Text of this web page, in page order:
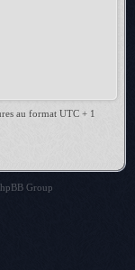
au format UTC + 1
Group